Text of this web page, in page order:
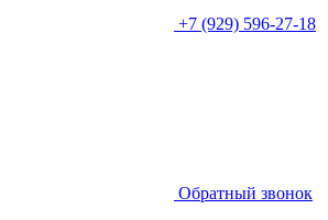
+7 (929) 596-27-18
Обратный звонок